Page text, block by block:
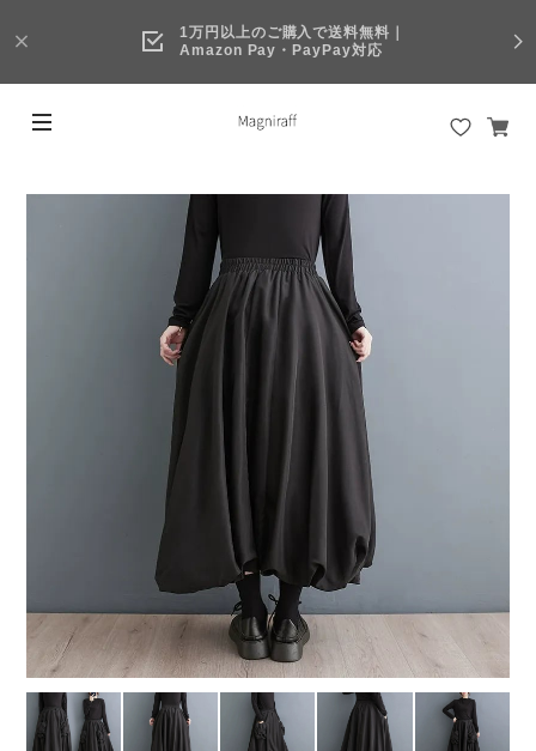
1万円以上のご購入で送料無料｜
Amazon Pay・PayPay対応